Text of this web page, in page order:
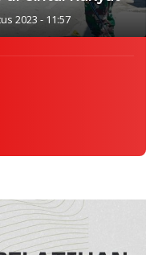
2023 - 11:57